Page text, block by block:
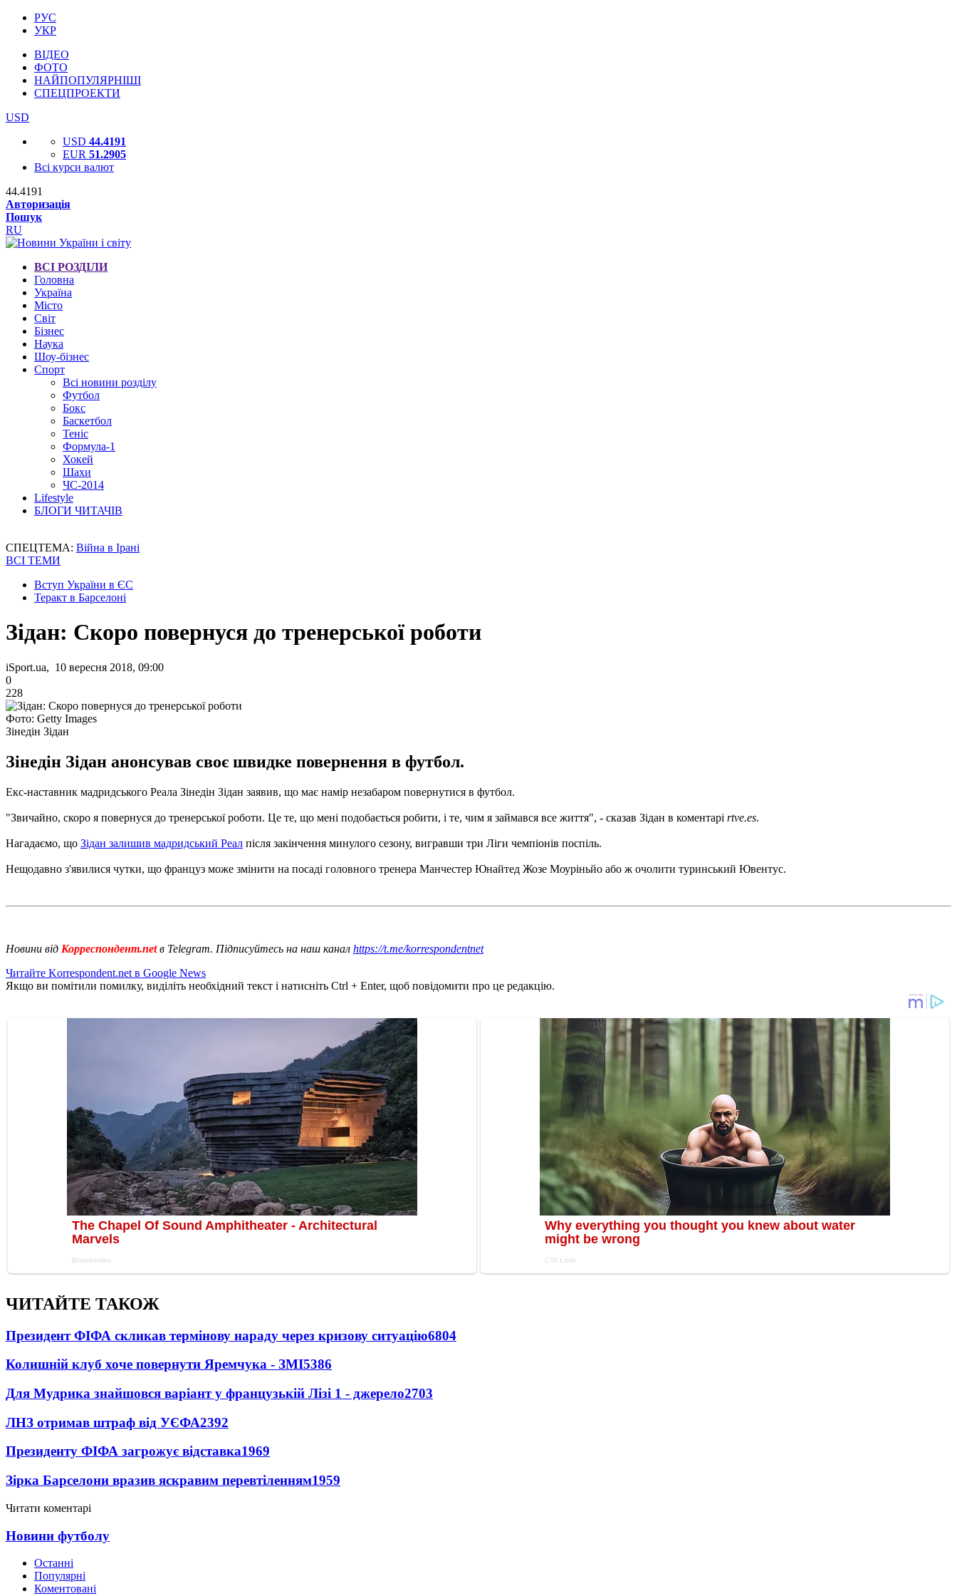
РУС
УКР
ВІДЕО
ФОТО
НАЙПОПУЛЯРНІШІ
СПЕЦПРОЕКТИ
USD
USD 44.4191
EUR 51.2905
Всі курси валют
44.4191
Авторизація
Пошук
RU
ВСІ РОЗДІЛИ
Головна
Україна
Місто
Світ
Бізнес
Наука
Шоу-бізнес
Спорт
Всі новини розділу
Футбол
Бокс
Баскетбол
Теніс
Формула-1
Хокей
Шахи
ЧС-2014
Lifestyle
БЛОГИ ЧИТАЧІВ
СПЕЦТЕМА: Війна в Ірані
ВСІ ТЕМИ
Вступ України в ЄС
Теракт в Барселоні
Зідан: Скоро повернуся до тренерської роботи
iSport.ua, 10 вересня 2018, 09:00
0
228
Фото: Getty Images
Зінедін Зідан
Зінедін Зідан анонсував своє швидке повернення в футбол.
Екс-наставник мадридського Реала Зінедін Зідан заявив, що має намір незабаром повернутися в футбол.
"Звичайно, скоро я повернуся до тренерської роботи. Це те, що мені подобається робити, і те, чим я займався все життя", - сказав Зідан в коментарі rtve.es.
Нагадаємо, що Зідан залишив мадридський Реал після закінчення минулого сезону, вигравши три Ліги чемпіонів поспіль.
Нещодавно з'явилися чутки, що француз може змінити на посаді головного тренера Манчестер Юнайтед Жозе Моуріньйо або ж очолити туринський Ювентус.
Новини від Корреспондент.netв Telegram. Підписуйтесь на наш канал https://t.me/korrespondentnet
Читайте Korrespondent.net в Google News
Якщо ви помітили помилку, виділіть необхідний текст і натисніть Ctrl + Enter, щоб повідомити про це редакцію.
ЧИТАЙТЕ ТАКОЖ
Президент ФІФА скликав термінову нараду через кризову ситуацію6804
Колишній клуб хоче повернути Яремчука - ЗМІ5386
Для Мудрика знайшовся варіант у французькій Лізі 1 - джерело2703
ЛНЗ отримав штраф від УЄФА2392
Президенту ФІФА загрожує відставка1969
Зірка Барселони вразив яскравим перевтіленням1959
Читати коментарі
Новини футболу
Останні
Популярні
Коментовані